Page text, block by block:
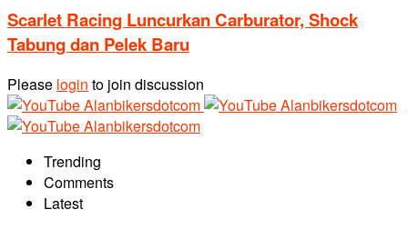
Scarlet Racing Luncurkan Carburator, Shock
Tabung dan Pelek Baru
Please login to join discussion
Trending
Comments
Latest